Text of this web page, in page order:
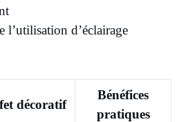
l’utilisation d’éclairage
décoratif
Bénéfices
pratiques